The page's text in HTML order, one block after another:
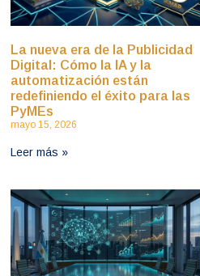
La nueva era de la Publicidad
Digital: Cómo la IA y la
automatización están
redefiniendo el éxito para las
PyMEs
mayo 15, 2026
Leer más »